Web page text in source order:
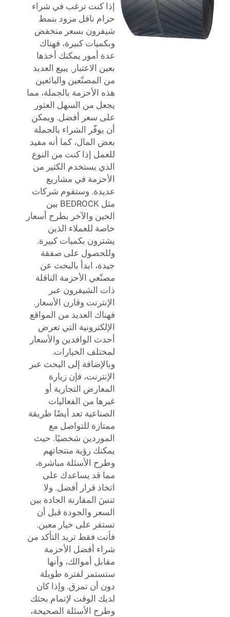
إذا كنت ترغب في شراء
حزام ناقل مزود بنمط
شيفرون بسعر منخفض
وبكميات كبيرة، فهناك
عدة أمور يمكنك أخذها
بعين الاعتبار. يبيع العديد
من المصنّعين والبائعين
هذه الأحزمة بالجملة، مما
يجعل من السهل العثور
على سعر أفضل. ويمكن
أن يوفّر الشراء بالجملة
بعض المال، كما أنه مفيد
للعمل إذا كنت من النوع
الذي يستخدم الكثير من
الأحزمة في مشاريع
عديدة. وستقوم شركات
مثل BEDROCK بين
الحين والآخر بطرح أسعار
خاصة للعملاء الذين
يشترون بكميات كبيرة.
وللحصول على صفقة
جيدة، ابدأ بالبحث عن
مصنّعي الأحزمة الناقلة
ذات الشيفرون عبر
الإنترنت وقارن الأسعار.
فهناك العديد من المواقع
الإلكترونية التي تعرض
أحدث الوافدين والأسعار
لمختلف الخيارات.
وبالإضافة إلى البحث عبر
الإنترنت، فإن زيارة
المعارض التجارية أو
غيرها من الفعاليات
الصناعية تعد أيضًا طريقة
ممتازة للتواصل مع
الموردين شخصيًا. حيث
يمكنك رؤية منتجاتهم
وطرح الأسئلة مباشرة،
مما قد يساعدك على
اتخاذ قرار أفضل. ولا
تنسَ المقارنة الجادة بين
السعر والجودة قبل أن
تستقر على خيار معين.
فأنت فقط تريد التأكد من
شراء أفضل الأحزمة
مقابل أموالك، وأنها
ستستمر لفترة طويلة
دون أن تمزق. وإذا كان
لديك الوقت لإتمام بحثك
وطرح الأسئلة الصحيحة،